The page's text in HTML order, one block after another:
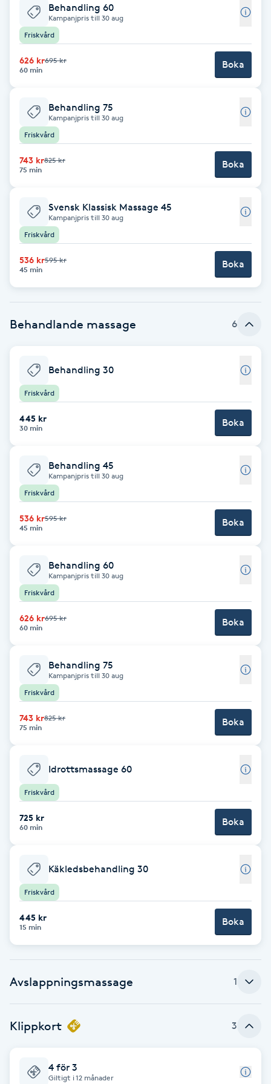
Babylights
Balayage
Bambumassage
Barnklippning
BIAB
Blowout
Bottenfärg
Brynfärgning
Bröllopsuppsättning
Celluliter
Coachning
Cryoterapi
Damklippning
Dermapen
Diamantslipning
Extensions
Extensions borttagning
Faceliftmassage
Fet hårbotten
Fettreducering
Fillers
Fotmassage
Behandling 60
Kampanjpris till 30 aug
Friskvård
626 kr695 kr
60 min
Boka
Behandling 75
Kampanjpris till 30 aug
Friskvård
743 kr825 kr
75 min
Boka
Svensk Klassisk Massage 45
Kampanjpris till 30 aug
Friskvård
536 kr595 kr
45 min
Boka
Behandlande massage 6
Behandling 30
Friskvård
445 kr
30 min Boka
Behandling 45
Kampanjpris till 30 aug
Friskvård
536 kr595 kr
45 min
Boka
Behandling 60
Kampanjpris till 30 aug
Friskvård
626 kr695 kr
60 min
Boka
Behandling 75
Kampanjpris till 30 aug
Friskvård
743 kr825 kr
75 min
Boka
Idrottsmassage 60
Friskvård
725 kr
60 min Boka
Käkledsbehandling 30
Friskvård
445 kr
15 min Boka
Avslappningsmassage 1
Klippkort 3
4 för 3
Giltigt i 12 månader